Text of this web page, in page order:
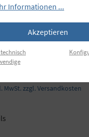
MwSt. zzgl. Versandkosten
Informationen ...
Akzeptieren